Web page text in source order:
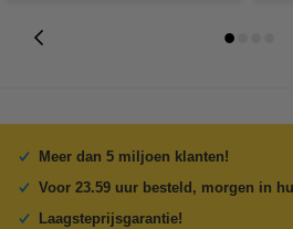
Meer dan 5 miljoen klanten!
Voor 23.59 uur besteld, morgen in
Laagsteprijsgarantie!